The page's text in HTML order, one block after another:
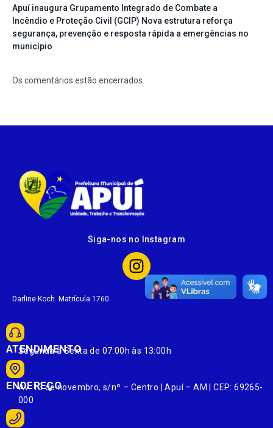
Apuí inaugura Grupamento Integrado de Combate a
Incêndio e Proteção Civil (GCIP) Nova estrutura reforça
segurança, prevenção e resposta rápida a emergências no
município
Os comentários estão encerrados.
Siga-nos no Instagram
Darline Koch. Matrícula 1760
ATENDIMENTO
Segunda à Sexta de 07:00h às 13:00h
ENDEREÇO
Av. 13 de novembro, s/nº – Centro | Apuí – AM | CEP: 69265-
000